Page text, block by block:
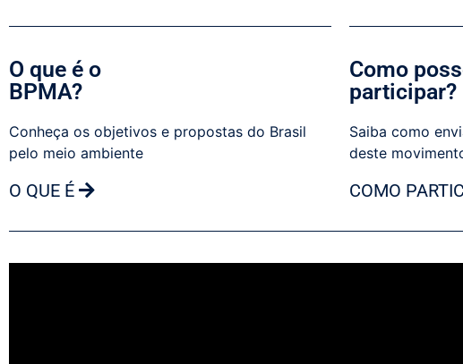
O que é o
BPMA?
Conheça os objetivos e propostas do Brasil
pelo meio ambiente
O QUE É
Como
participar?
Saiba como
deste
COMO